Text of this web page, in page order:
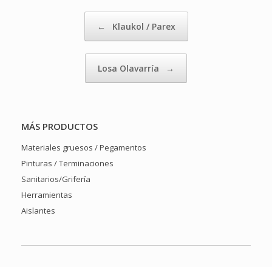
← Klaukol / Parex
Losa Olavarría →
MÁS PRODUCTOS
Materiales gruesos / Pegamentos
Pinturas / Terminaciones
Sanitarios/Grifería
Herramientas
Aislantes